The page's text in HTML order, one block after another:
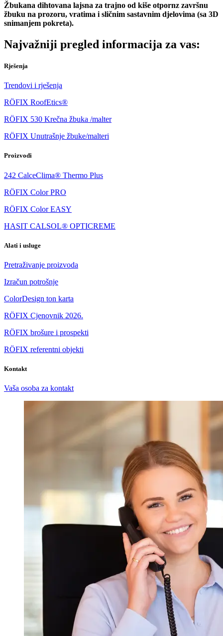
Žbukana dihtovana lajsna za trajno od kiše otpornz završnu
žbuku na prozoru, vratima i sličnim sastavnim djelovima (sa 3D
snimanjem pokreta).
Najvažniji pregled informacija za vas:
Rješenja
Trendovi i rješenja
RÖFIX RoofEtics®
RÖFIX 530 Krečna žbuka /malter
RÖFIX Unutrašnje žbuke/malteri
Proizvodi
242 CalceClima® Thermo Plus
RÖFIX Color PRO
RÖFIX Color EASY
HASIT CALSOL® OPTICREME
Alati i usluge
Pretraživanje proizvoda
Izračun potrošnje
ColorDesign ton karta
RÖFIX Cjenovnik 2026.
RÖFIX brošure i prospekti
RÖFIX referentni objekti
Kontakt
Vaša osoba za kontakt